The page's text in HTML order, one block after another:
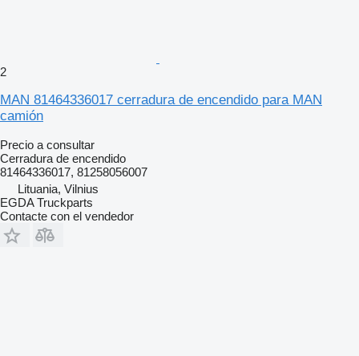
2
MAN 81464336017 cerradura de encendido para MAN
camión
Precio a consultar
Cerradura de encendido
81464336017, 81258056007
Lituania, Vilnius
EGDA Truckparts
Contacte con el vendedor